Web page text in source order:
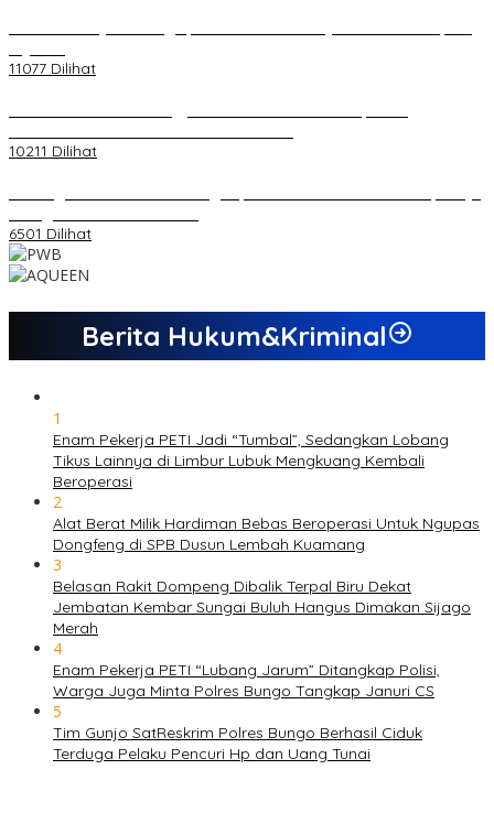
11077 Dilihat
10211 Dilihat
6501 Dilihat
Berita Hukum&Kriminal
1
Enam Pekerja PETI Jadi “Tumbal”, Sedangkan Lobang
Tikus Lainnya di Limbur Lubuk Mengkuang Kembali
Beroperasi
2
Alat Berat Milik Hardiman Bebas Beroperasi Untuk Ngupas
Dongfeng di SPB Dusun Lembah Kuamang
3
Belasan Rakit Dompeng Dibalik Terpal Biru Dekat
Jembatan Kembar Sungai Buluh Hangus Dimakan Sijago
Merah
4
Enam Pekerja PETI “Lubang Jarum” Ditangkap Polisi,
Warga Juga Minta Polres Bungo Tangkap Januri CS
5
Tim Gunjo SatReskrim Polres Bungo Berhasil Ciduk
Terduga Pelaku Pencuri Hp dan Uang Tunai